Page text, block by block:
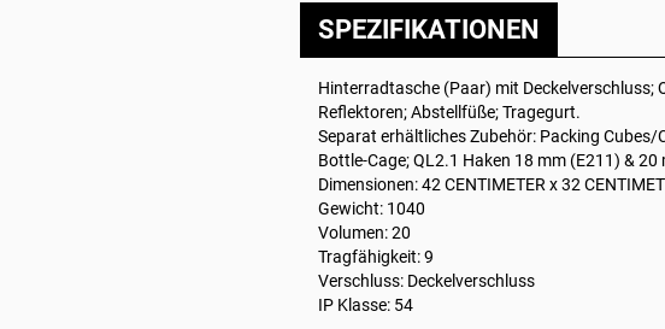
SPEZIFIKATIONEN
Hinterradtasche (Paar) mit Deckelverschluss;
Reflektoren; Abstellfüße; Tragegurt.
Separat erhältliches Zubehör: Packing
Bottle-Cage; QL2.1 Haken 18 mm (E211) & 20
Dimensionen: 42 CENTIMETER x 32
Gewicht: 1040
Volumen: 20
Tragfähigkeit: 9
Verschluss: Deckelverschluss
IP Klasse: 54